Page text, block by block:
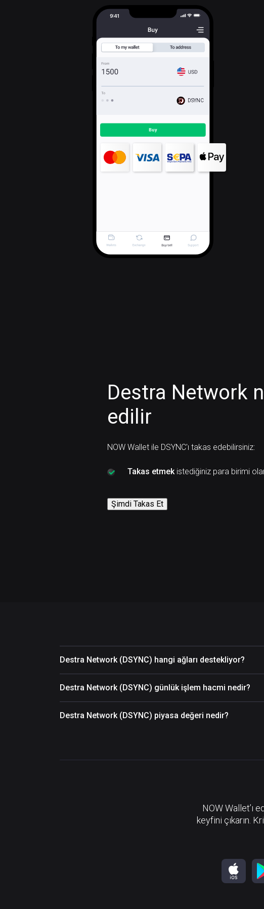
DSYNC
Destra Network
edilir
NOW Wallet ile DSYNC'ı takas edebilirsiniz:
Takas etmekistediğiniz para birimi
Şimdi Takas Et
Destra Network (DSYNC) hangi ağları destekliyor?
Destra Network (DSYNC) günlük işlem hacmi nedir?
Destra Network (DSYNC) piyasa değeri nedir?
NOW Wallet’ı
keyfini çıkarın.